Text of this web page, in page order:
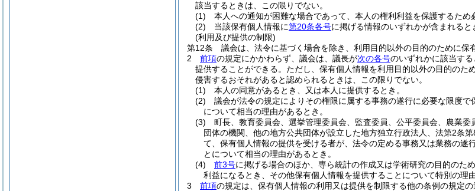
該当するときは、この限りでない。
(1)
本人への通知が困難な場合であって、本人の権利利益を保護するため
(2)
当該保有個人情報に第20条各号に掲げる情報のいずれかが含まれると
(利用及び提供の制限)
第12条
議会は、法令に基づく場合を除き、利用目的以外の目的のために保
2
前項の規定にかかわらず、議会は、議長が次の各号のいずれかに該当す
提供することができる。 ただし、保有個人情報を利用目的以外の目的のた
侵害するおそれがあると認められるときは、この限りでない。
(1)
本人の同意があるとき、又は本人に提供するとき。
(2)
議会が法令の規定によりその権限に属する事務の遂行に必要な限度
について相当の理由があるとき。
(3)
町長、教育委員会、選挙管理委員会、監査委員、公平委員会、農業
団体の機関、他の地方公共団体が設立した地方独立行政法人、法第2条
て、保有個人情報の提供を受ける者が、法令の定める事務又は業務の
とについて相当の理由があるとき。
(4)
前3号に掲げる場合のほか、専ら統計の作成又は学術研究の目的のた
利益になるとき、その他保有個人情報を提供することについて特別の理
3
前項の規定は、保有個人情報の利用又は提供を制限する他の条例の規定の